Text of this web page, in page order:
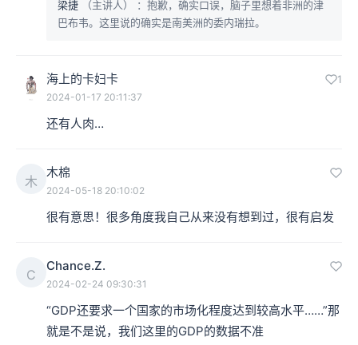
梁捷 （主讲人）
：抱歉，确实口误，脑子里想着非洲的津
巴布韦。这里说的确实是南美洲的委内瑞拉。
海上的卡妇卡 1
2024-01-17 20:11:37
还有人肉…
木
木棉
2024-05-18 20:10:02
很有意思！很多角度我自己从来没有想到过，很有启发
C
Chance.Z.
2024-02-24 09:30:31
“GDP还要求一个国家的市场化程度达到较高水平……”那
就是不是说，我们这里的GDP的数据不准